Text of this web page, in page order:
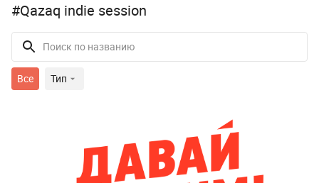
#Qazaq indie session
Все Тип